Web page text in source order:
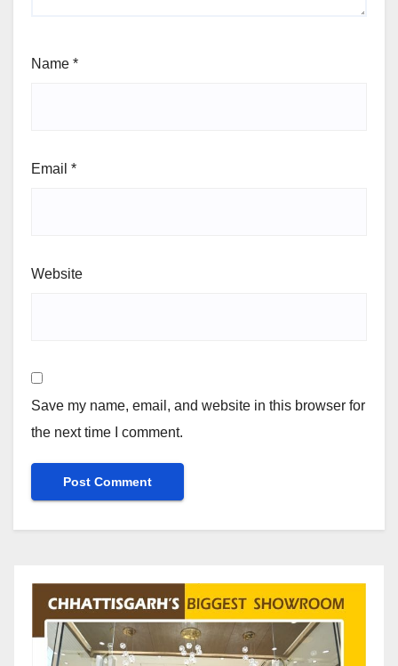
Name *
Email *
Website
Save my name, email, and website in this browser for
the next time I comment.